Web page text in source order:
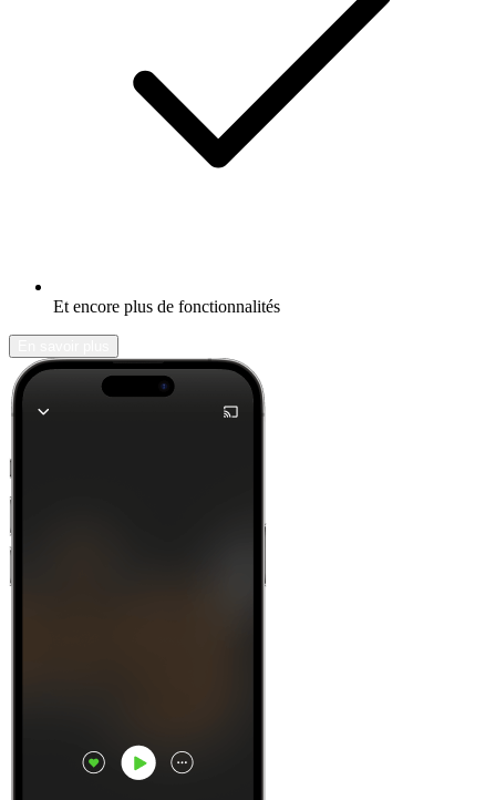
Et encore plus de fonctionnalités